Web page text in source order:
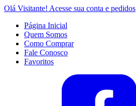
Olá Visitante! Acesse sua conta e pedidos
Página Inicial
Quem Somos
Como Comprar
Fale Conosco
Favoritos